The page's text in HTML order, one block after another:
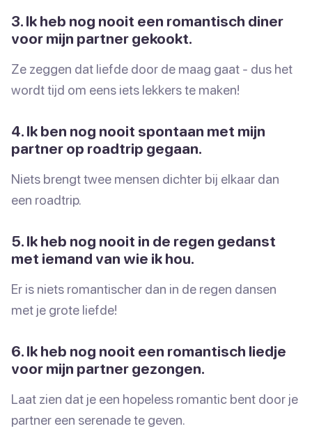
3. Ik heb nog nooit een romantisch diner
voor mijn partner gekookt.
Ze zeggen dat liefde door de maag gaat - dus het
wordt tijd om eens iets lekkers te maken!
4. Ik ben nog nooit spontaan met mijn
partner op roadtrip gegaan.
Niets brengt twee mensen dichter bij elkaar dan
een roadtrip.
5. Ik heb nog nooit in de regen gedanst
met iemand van wie ik hou.
Er is niets romantischer dan in de regen dansen
met je grote liefde!
6. Ik heb nog nooit een romantisch liedje
voor mijn partner gezongen.
Laat zien dat je een hopeless romantic bent door je
partner een serenade te geven.